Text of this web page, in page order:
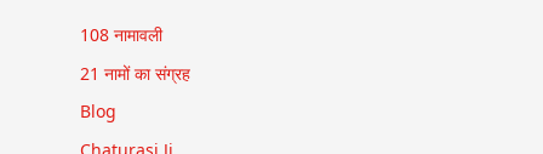
108 नामावली
21 नामों का संग्रह
Blog